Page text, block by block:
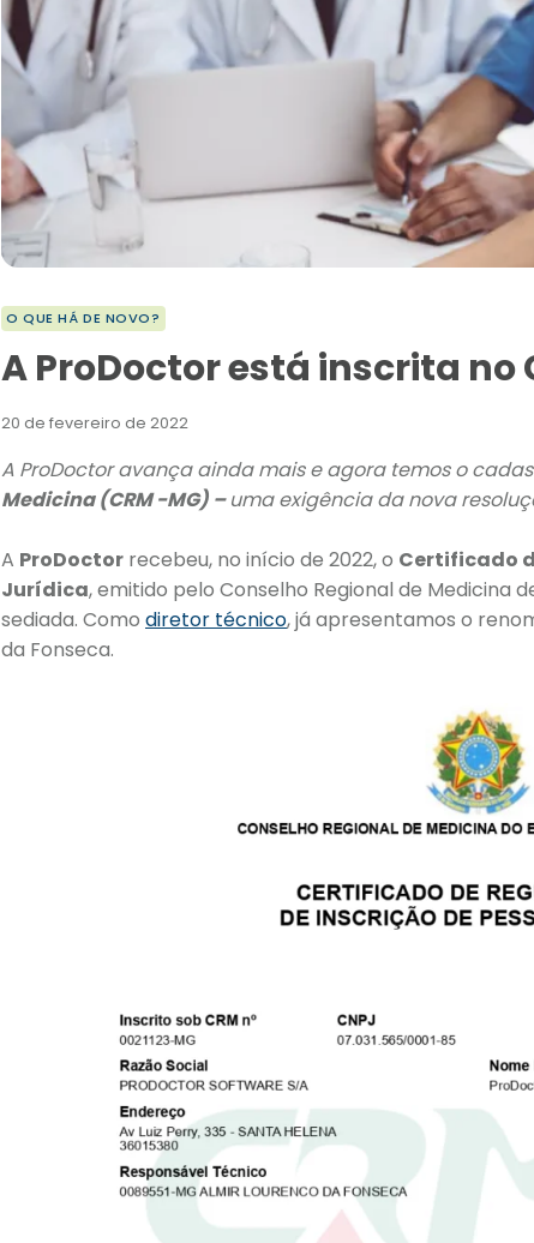
O QUE HÁ DE NOVO?
A ProDoctor está inscrita no
20 de fevereiro de 2022
A ProDoctor avança ainda mais e agora temos o
Medicina (CRM -MG) –uma exigência da nova
A ProDoctor recebeu, no início de 2022, o Certificado
Jurídica, emitido pelo Conselho Regional de Medicina
sediada. Como diretor técnico, já apresentamos o
da Fonseca.